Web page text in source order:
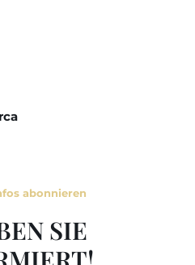
abonnieren
SIE